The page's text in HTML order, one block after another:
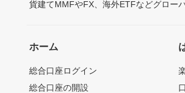
貨建てMMFやFX、海外ETFなどグロー
ホーム
総合口座ログイン
総合口座の開設